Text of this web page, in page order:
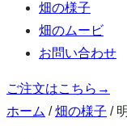
畑の様子
畑のムービ
お問い合わせ
ご注文はこちら →
ホーム / 畑の様子 /